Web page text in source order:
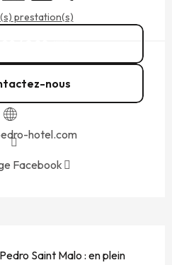
prestation(s)
nous
hotel.com
Facebook
Saint Malo : en plein